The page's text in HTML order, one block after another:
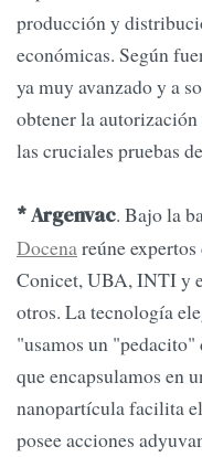
producción y
económicas. Según
ya muy avanzado y a
obtener la
las cruciales pruebas
* Argenvac. Bajo la
Docenareúne
Conicet, UBA, INTI y
otros. La tecnología
"usamos un
que encapsulamos en
nanopartícula facilita
posee acciones